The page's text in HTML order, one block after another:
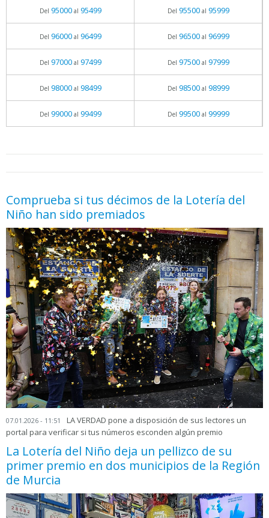
Del 95000al 95499 Del 95500al 95999
Del 96000al 96499 Del 96500al 96999
Del 97000al 97499 Del 97500al 97999
Del 98000al 98499 Del 98500al 98999
Del 99000al 99499 Del 99500al 99999
Comprueba si tus décimos de la Lotería del
Niño han sido premiados
07.01.2026 - 11:51
LA VERDAD pone a disposición de sus lectores un
portal para verificar si tus números esconden algún premio
La Lotería del Niño deja un pellizco de su
primer premio en dos municipios de la Región
de Murcia